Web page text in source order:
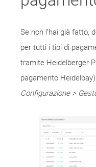
Se non l’hai già fatto,
per tutti i tipi di
tramite Heidelberger
pagamento
Configurazione >